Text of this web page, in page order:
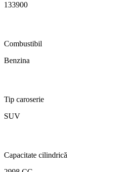
133900
Combustibil
Benzina
Tip caroserie
SUV
Capacitate cilindrică